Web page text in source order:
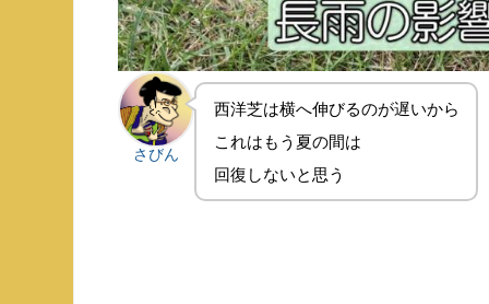
さびん
西洋芝は横へ伸びるのが遅いから
これはもう夏の間は
回復しないと思う